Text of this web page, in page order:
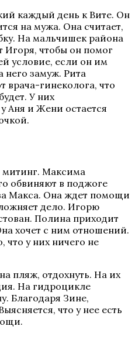
каждый день к Вите. Он
на мужа. Она считает,
На мальчишек района
Игоря, чтобы он помог
условие, если он им
него замуж. Рита
врача-гинеколога, что
У них
Аня и Жени остается
Максима
обвиняют в поджоге
Макса. Она ждет помощи
дело. Игорю
Полина приходит
хочет с ним отношений.
у них ничего не
пляж, отдохнуть. На их
На гидроцикле
Благодаря Зине,
что у нее есть